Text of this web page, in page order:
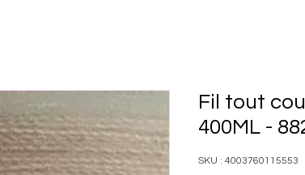
Fil tout
400ML -
SKU : 4003760115553